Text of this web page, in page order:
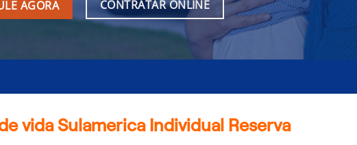
AGORA CONTRATAR ONLINE
vida Sulamerica Individual Reserva